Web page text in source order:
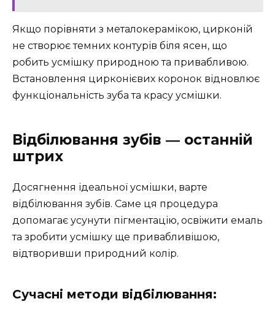
Якщо порівняти з металокерамікою, цирконій
не створює темних контурів біля ясен, що
робить усмішку природною та привабливою.
Встановлення цирконієвих коронок відновлює
функціональність зуба та красу усмішки.
Відбілювання зубів ― останній
штрих
Досягнення ідеальної усмішки, варте
відбілювання зубів. Саме ця процедура
допомагає усунути пігментацію, освіжити емаль
та зробити усмішку ще привабливішою,
відтворивши природний колір.
Сучасні методи відбілювання: